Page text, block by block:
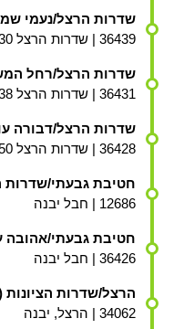
שדרות הרצל/נעמי
36439 | שדרות הרצל 30, יבנה
שדרות הרצל/רחל
36431 | שדרות הרצל 38, יבנה
שדרות הרצל/דבורה
36428 | שדרות הרצל 50, יבנה
חטיבת גבעתי/שדרות
12686 | חבל יבנה
חטיבת גבעתי/אהובה
36426 | חבל יבנה
הרצל/שדרות הציונות
34062 | הרצל, יבנה